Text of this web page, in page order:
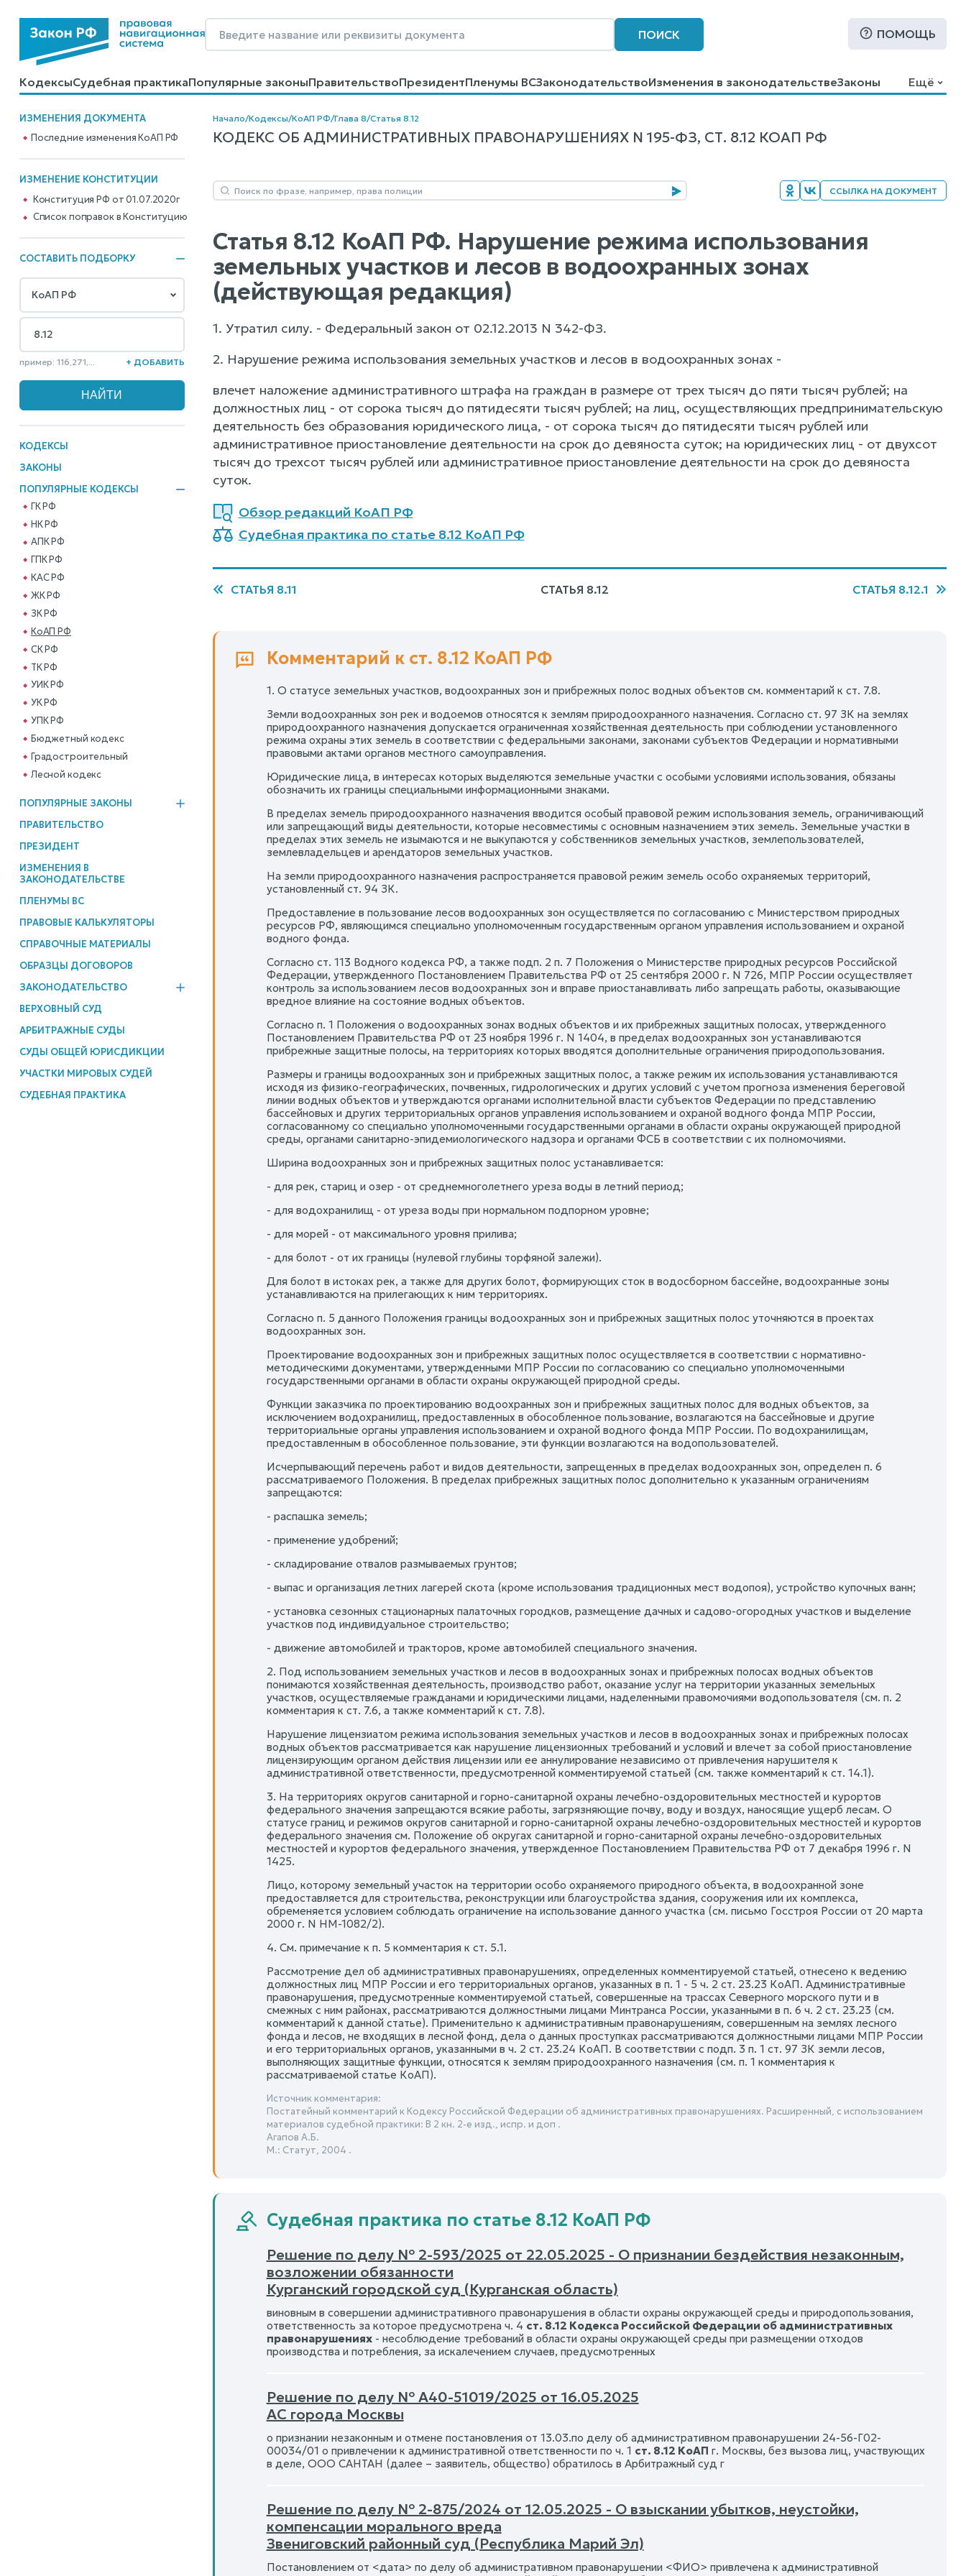
ПОИСК ПОМОЩЬ
КодексыСудебная практикаПопулярные законыПравительствоПрезидентПленумы ВСЗаконодательствоИзменения в законодательствеЗаконы
КалькуляторыСправочные материалыОбразцы договоровКонтактыПомощьПоиск
Ещё
ИЗМЕНЕНИЯ ДОКУМЕНТА
Последние изменения КоАП РФ
ИЗМЕНЕНИЕ КОНСТИТУЦИИ
Конституция РФ от 01.07.2020г
Cписок поправок в Конституцию
СОСТАВИТЬ ПОДБОРКУ
пример: 116,271,... + ДОБАВИТЬ
КОДЕКСЫ
ЗАКОНЫ
ПОПУЛЯРНЫЕ КОДЕКСЫ
ГК РФ
НК РФ
АПК РФ
ГПК РФ
КАС РФ
ЖК РФ
ЗК РФ
КоАП РФ
СК РФ
ТК РФ
УИК РФ
УК РФ
УПК РФ
Бюджетный кодекс
Градостроительный
Лесной кодекс
ПОПУЛЯРНЫЕ ЗАКОНЫ
ПРАВИТЕЛЬСТВО
ПРЕЗИДЕНТ
ИЗМЕНЕНИЯ В
ЗАКОНОДАТЕЛЬСТВЕ
ПЛЕНУМЫ ВС
ПРАВОВЫЕ КАЛЬКУЛЯТОРЫ
СПРАВОЧНЫЕ МАТЕРИАЛЫ
ОБРАЗЦЫ ДОГОВОРОВ
ЗАКОНОДАТЕЛЬСТВО
ВЕРХОВНЫЙ СУД
АРБИТРАЖНЫЕ СУДЫ
СУДЫ ОБЩЕЙ ЮРИСДИКЦИИ
УЧАСТКИ МИРОВЫХ СУДЕЙ
СУДЕБНАЯ ПРАКТИКА
Начало/Кодексы/КоАП РФ/Глава 8/Статья 8.12
КОДЕКС ОБ АДМИНИСТРАТИВНЫХ ПРАВОНАРУШЕНИЯХ N 195-ФЗ, СТ. 8.12 КОАП РФ
ССЫЛКА НА ДОКУМЕНТ
Статья 8.12 КоАП РФ. Нарушение режима использования
земельных участков и лесов в водоохранных зонах
(действующая редакция)
1. Утратил силу. - Федеральный закон от 02.12.2013 N 342-ФЗ.
2. Нарушение режима использования земельных участков и лесов в водоохранных зонах -
влечет наложение административного штрафа на граждан в размере от трех тысяч до пяти тысяч рублей; на
должностных лиц - от сорока тысяч до пятидесяти тысяч рублей; на лиц, осуществляющих предпринимательскую
деятельность без образования юридического лица, - от сорока тысяч до пятидесяти тысяч рублей или
административное приостановление деятельности на срок до девяноста суток; на юридических лиц - от двухсот
тысяч до трехсот тысяч рублей или административное приостановление деятельности на срок до девяноста
суток.
Обзор редакций КоАП РФ
Судебная практика по статье 8.12 КоАП РФ
СТАТЬЯ 8.11 СТАТЬЯ 8.12 СТАТЬЯ 8.12.1
Комментарий к ст. 8.12 КоАП РФ
1. О статусе земельных участков, водоохранных зон и прибрежных полос водных объектов см. комментарий к ст. 7.8.
Земли водоохранных зон рек и водоемов относятся к землям природоохранного назначения. Согласно ст. 97 ЗК на землях
природоохранного назначения допускается ограниченная хозяйственная деятельность при соблюдении установленного
режима охраны этих земель в соответствии с федеральными законами, законами субъектов Федерации и нормативными
правовыми актами органов местного самоуправления.
Юридические лица, в интересах которых выделяются земельные участки с особыми условиями использования, обязаны
обозначить их границы специальными информационными знаками.
В пределах земель природоохранного назначения вводится особый правовой режим использования земель, ограничивающий
или запрещающий виды деятельности, которые несовместимы с основным назначением этих земель. Земельные участки в
пределах этих земель не изымаются и не выкупаются у собственников земельных участков, землепользователей,
землевладельцев и арендаторов земельных участков.
На земли природоохранного назначения распространяется правовой режим земель особо охраняемых территорий,
установленный ст. 94 ЗК.
Предоставление в пользование лесов водоохранных зон осуществляется по согласованию с Министерством природных
ресурсов РФ, являющимся специально уполномоченным государственным органом управления использованием и охраной
водного фонда.
Согласно ст. 113 Водного кодекса РФ, а также подп. 2 п. 7 Положения о Министерстве природных ресурсов Российской
Федерации, утвержденного Постановлением Правительства РФ от 25 сентября 2000 г. N 726, МПР России осуществляет
контроль за использованием лесов водоохранных зон и вправе приостанавливать либо запрещать работы, оказывающие
вредное влияние на состояние водных объектов.
Согласно п. 1 Положения о водоохранных зонах водных объектов и их прибрежных защитных полосах, утвержденного
Постановлением Правительства РФ от 23 ноября 1996 г. N 1404, в пределах водоохранных зон устанавливаются
прибрежные защитные полосы, на территориях которых вводятся дополнительные ограничения природопользования.
Размеры и границы водоохранных зон и прибрежных защитных полос, а также режим их использования устанавливаются
исходя из физико-географических, почвенных, гидрологических и других условий с учетом прогноза изменения береговой
линии водных объектов и утверждаются органами исполнительной власти субъектов Федерации по представлению
бассейновых и других территориальных органов управления использованием и охраной водного фонда МПР России,
согласованному со специально уполномоченными государственными органами в области охраны окружающей природной
среды, органами санитарно-эпидемиологического надзора и органами ФСБ в соответствии с их полномочиями.
Ширина водоохранных зон и прибрежных защитных полос устанавливается:
- для рек, стариц и озер - от среднемноголетнего уреза воды в летний период;
- для водохранилищ - от уреза воды при нормальном подпорном уровне;
- для морей - от максимального уровня прилива;
- для болот - от их границы (нулевой глубины торфяной залежи).
Для болот в истоках рек, а также для других болот, формирующих сток в водосборном бассейне, водоохранные зоны
устанавливаются на прилегающих к ним территориях.
Согласно п. 5 данного Положения границы водоохранных зон и прибрежных защитных полос уточняются в проектах
водоохранных зон.
Проектирование водоохранных зон и прибрежных защитных полос осуществляется в соответствии с нормативно-
методическими документами, утвержденными МПР России по согласованию со специально уполномоченными
государственными органами в области охраны окружающей природной среды.
Функции заказчика по проектированию водоохранных зон и прибрежных защитных полос для водных объектов, за
исключением водохранилищ, предоставленных в обособленное пользование, возлагаются на бассейновые и другие
территориальные органы управления использованием и охраной водного фонда МПР России. По водохранилищам,
предоставленным в обособленное пользование, эти функции возлагаются на водопользователей.
Исчерпывающий перечень работ и видов деятельности, запрещенных в пределах водоохранных зон, определен п. 6
рассматриваемого Положения. В пределах прибрежных защитных полос дополнительно к указанным ограничениям
запрещаются:
- распашка земель;
- применение удобрений;
- складирование отвалов размываемых грунтов;
- выпас и организация летних лагерей скота (кроме использования традиционных мест водопоя), устройство купочных ванн;
- установка сезонных стационарных палаточных городков, размещение дачных и садово-огородных участков и выделение
участков под индивидуальное строительство;
- движение автомобилей и тракторов, кроме автомобилей специального значения.
2. Под использованием земельных участков и лесов в водоохранных зонах и прибрежных полосах водных объектов
понимаются хозяйственная деятельность, производство работ, оказание услуг на территории указанных земельных
участков, осуществляемые гражданами и юридическими лицами, наделенными правомочиями водопользователя (см. п. 2
комментария к ст. 7.6, а также комментарий к ст. 7.8).
Нарушение лицензиатом режима использования земельных участков и лесов в водоохранных зонах и прибрежных полосах
водных объектов рассматривается как нарушение лицензионных требований и условий и влечет за собой приостановление
лицензирующим органом действия лицензии или ее аннулирование независимо от привлечения нарушителя к
административной ответственности, предусмотренной комментируемой статьей (см. также комментарий к ст. 14.1).
3. На территориях округов санитарной и горно-санитарной охраны лечебно-оздоровительных местностей и курортов
федерального значения запрещаются всякие работы, загрязняющие почву, воду и воздух, наносящие ущерб лесам. О
статусе границ и режимов округов санитарной и горно-санитарной охраны лечебно-оздоровительных местностей и курортов
федерального значения см. Положение об округах санитарной и горно-санитарной охраны лечебно-оздоровительных
местностей и курортов федерального значения, утвержденное Постановлением Правительства РФ от 7 декабря 1996 г. N
1425.
Лицо, которому земельный участок на территории особо охраняемого природного объекта, в водоохранной зоне
предоставляется для строительства, реконструкции или благоустройства здания, сооружения или их комплекса,
обременяется условием соблюдать ограничение на использование данного участка (см. письмо Госстроя России от 20 марта
2000 г. N НМ-1082/2).
4. См. примечание к п. 5 комментария к ст. 5.1.
Рассмотрение дел об административных правонарушениях, определенных комментируемой статьей, отнесено к ведению
должностных лиц МПР России и его территориальных органов, указанных в п. 1 - 5 ч. 2 ст. 23.23 КоАП. Административные
правонарушения, предусмотренные комментируемой статьей, совершенные на трассах Северного морского пути и в
смежных с ним районах, рассматриваются должностными лицами Минтранса России, указанными в п. 6 ч. 2 ст. 23.23 (см.
комментарий к данной статье). Применительно к административным правонарушениям, совершенным на землях лесного
фонда и лесов, не входящих в лесной фонд, дела о данных проступках рассматриваются должностными лицами МПР России
и его территориальных органов, указанными в ч. 2 ст. 23.24 КоАП. В соответствии с подп. 3 п. 1 ст. 97 ЗК земли лесов,
выполняющих защитные функции, относятся к землям природоохранного назначения (см. п. 1 комментария к
рассматриваемой статье КоАП).
Источник комментария:
Постатейный комментарий к Кодексу Российской Федерации об административных правонарушениях. Расширенный, с использованием
материалов судебной практики: В 2 кн. 2-е изд., испр. и доп .
Агапов А.Б.
М.: Статут, 2004 .
Судебная практика по статье 8.12 КоАП РФ
Решение по делу № 2-593/2025 от 22.05.2025 - О признании бездействия незаконным,
возложении обязанности
Курганский городской суд (Курганская область)
виновным в совершении административного правонарушения в области охраны окружающей среды и природопользования,
ответственность за которое предусмотрена ч. 4 ст. 8.12 Кодекса Российской Федерации об административных
правонарушениях- несоблюдение требований в области охраны окружающей среды при размещении отходов
производства и потребления, за искалечением случаев, предусмотренных
Решение по делу № А40-51019/2025 от 16.05.2025
АС города Москвы
о признании незаконным и отмене постановления от 13.03.по делу об административном правонарушении 24-56-Г02-
00034/01 о привлечении к административной ответственности по ч. 1 ст. 8.12 КоАП г. Москвы, без вызова лиц, участвующих
в деле, ООО САНТАН (далее – заявитель, общество) обратилось в Арбитражный суд г
Решение по делу № 2-875/2024 от 12.05.2025 - О взыскании убытков, неустойки,
компенсации морального вреда
Звениговский районный суд (Республика Марий Эл)
Постановлением от <дата> по делу об административном правонарушении <ФИО> привлечена к административной